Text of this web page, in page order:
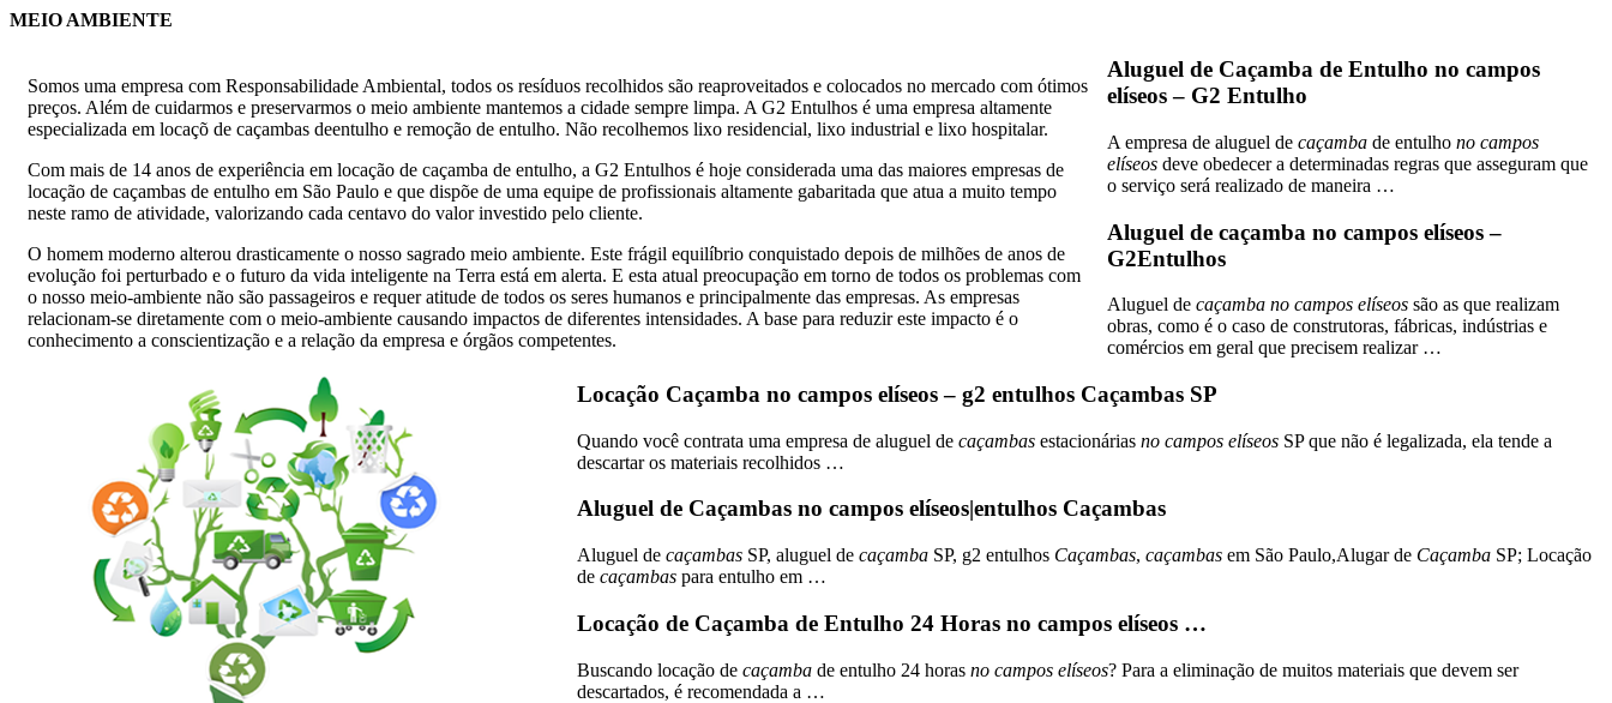
MEIO AMBIENTE
Somos uma empresa com Responsabilidade Ambiental, todos os resíduos recolhidos são reaproveitados e colocados no mercado com ótimos
preços. Além de cuidarmos e preservarmos o meio ambiente mantemos a cidade sempre limpa. A G2 Entulhos é uma empresa altamente
especializada em locaçõ de caçambas deentulho e remoção de entulho. Não recolhemos lixo residencial, lixo industrial e lixo hospitalar.
Com mais de 14 anos de experiência em locação de caçamba de entulho, a G2 Entulhos é hoje considerada uma das maiores empresas de
locação de caçambas de entulho em São Paulo e que dispõe de uma equipe de profissionais altamente gabaritada que atua a muito tempo
neste ramo de atividade, valorizando cada centavo do valor investido pelo cliente.
O homem moderno alterou drasticamente o nosso sagrado meio ambiente. Este frágil equilíbrio conquistado depois de milhões de anos de
evolução foi perturbado e o futuro da vida inteligente na Terra está em alerta. E esta atual preocupação em torno de todos os problemas com
o nosso meio-ambiente não são passageiros e requer atitude de todos os seres humanos e principalmente das empresas. As empresas
relacionam-se diretamente com o meio-ambiente causando impactos de diferentes intensidades. A base para reduzir este impacto é o
conhecimento a conscientização e a relação da empresa e órgãos competentes.
Aluguel de Caçamba de Entulho no campos
elíseos – G2 Entulho
A empresa de aluguel decaçamba de entulhono campos
elíseos deve obedecer a determinadas regras que asseguram que
o serviço será realizado de maneira …
Aluguel de caçamba no campos elíseos –
G2Entulhos
Aluguel decaçamba no campos elíseos são as que realizam
obras, como é o caso de construtoras, fábricas, indústrias e
comércios em geral que precisem realizar …
Locação Caçamba no campos elíseos – g2 entulhos Caçambas SP
Quando você contrata uma empresa de aluguel de caçambasestacionárias no campos elíseosSP que não é legalizada, ela tende a
descartar os materiais recolhidos…
Aluguel de Caçambas no campos elíseos|entulhos Caçambas
Aluguel de caçambasSP, aluguel de caçambaSP, g2 entulhos Caçambas, caçambasem São Paulo,Alugar de CaçambaSP; Locação
de caçambaspara entulho em …
Locação de Caçamba de Entulho 24 Horas no campos elíseos …
Buscando locação de caçambade entulho 24 horas no campos elíseos? Para a eliminação de muitos materiais que devem ser
descartados, é recomendada a …